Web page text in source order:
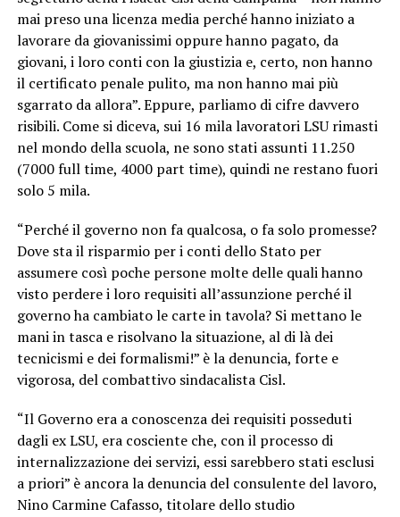
mai preso una licenza media perché hanno iniziato a
lavorare da giovanissimi oppure hanno pagato, da
giovani, i loro conti con la giustizia e, certo, non hanno
il certificato penale pulito, ma non hanno mai più
sgarrato da allora”. Eppure, parliamo di cifre davvero
risibili. Come si diceva, sui 16 mila lavoratori LSU rimasti
nel mondo della scuola, ne sono stati assunti 11.250
(7000 full time, 4000 part time), quindi ne restano fuori
solo 5 mila.
“Perché il governo non fa qualcosa, o fa solo promesse?
Dove sta il risparmio per i conti dello Stato per
assumere così poche persone molte delle quali hanno
visto perdere i loro requisiti all’assunzione perché il
governo ha cambiato le carte in tavola? Si mettano le
mani in tasca e risolvano la situazione, al di là dei
tecnicismi e dei formalismi!” è la denuncia, forte e
vigorosa, del combattivo sindacalista Cisl.
“Il Governo era a conoscenza dei requisiti posseduti
dagli ex LSU, era cosciente che, con il processo di
internalizzazione dei servizi, essi sarebbero stati esclusi
a priori” è ancora la denuncia del consulente del lavoro,
Nino Carmine Cafasso, titolare dello studio